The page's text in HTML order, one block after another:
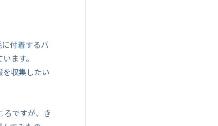
付着するバ
ます。
収集したい
ろですが、き